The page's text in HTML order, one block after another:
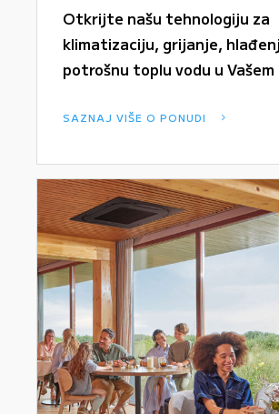
Otkrijte našu tehnologiju za
klimatizaciju, grijanje,
potrošnu toplu vodu u Vašem
SAZNAJ VIŠE O PONUDI